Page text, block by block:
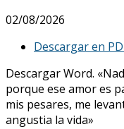
02/08/2026
Descargar en
Descargar Word.
porque ese amor es
mis pesares, me
angustia la vida»